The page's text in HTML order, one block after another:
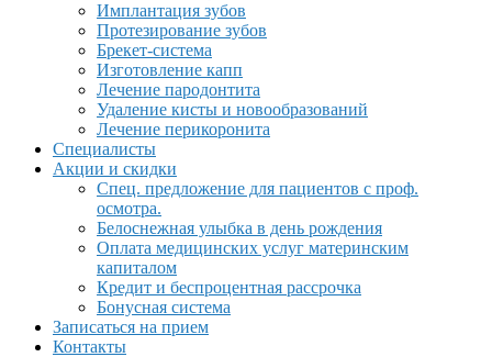
Имплантация зубов
Протезирование зубов
Брекет-система
Изготовление капп
Лечение пародонтита
Удаление кисты и новообразований
Лечение перикоронита
Специалисты
Акции и скидки
Спец. предложение для пациентов с проф.
осмотра.
Белоснежная улыбка в день рождения
Оплата медицинских услуг материнским
капиталом
Кредит и беспроцентная рассрочка
Бонусная система
Записаться на прием
Контакты